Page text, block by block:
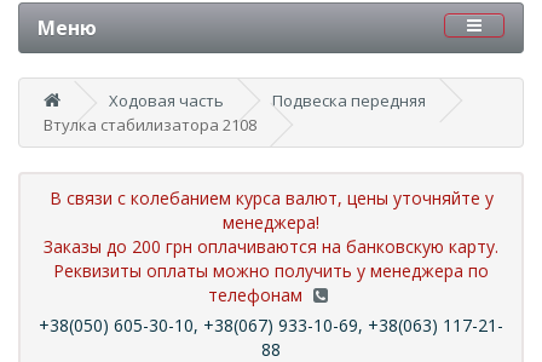
Меню
Ходовая часть
Подвеска передняя
Втулка стабилизатора 2108
В связи с колебанием курса валют, цены уточняйте у
менеджера!
Заказы до 200 грн оплачиваются на банковскую карту.
Реквизиты оплаты можно получить у менеджера по
телефонам
+38(050) 605-30-10, +38(067) 933-10-69, +38(063) 117-21-
88